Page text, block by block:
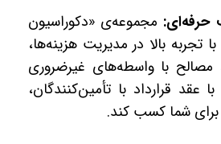
حرفه‌ای: مجموعه‌ی «دکوراسیون
تجربه بالا در مدیریت هزینه‌ها،
مصالح با واسطه‌های غیرضروری
عقد قرارداد با تأمین‌کنندگان،
شما کسب کند.